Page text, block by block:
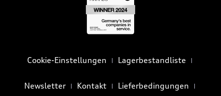
Cookie-Einstellungen Lagerbestandliste
Newsletter Kontakt Lieferbedingungen